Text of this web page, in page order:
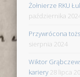
Żołnierze RKU
października
Przywrócona
sierpnia 2024
Wiktor
kariery 28 lipca